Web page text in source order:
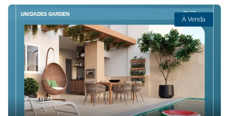
À Venda